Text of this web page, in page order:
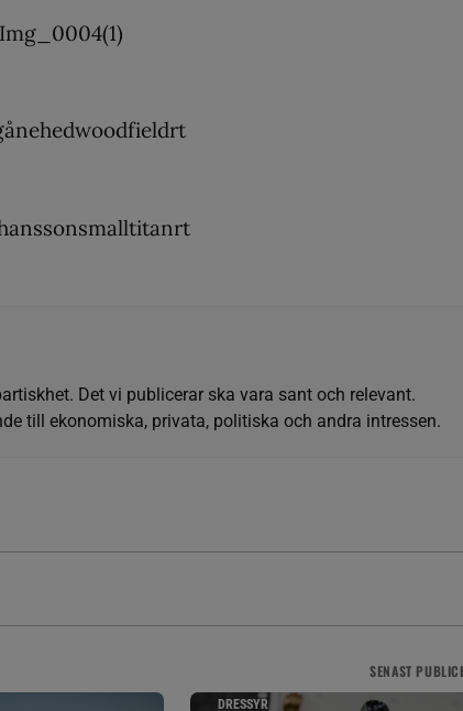
Det vi publicerar ska vara sant och relevant.
till ekonomiska, privata, politiska och andra intressen.
SENAST
DRESSYR